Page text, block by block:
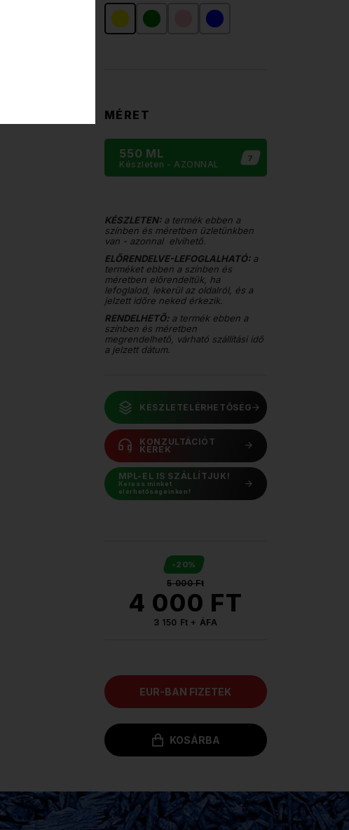
MÉRET
550 ML
Készleten - AZONNAL
7
KÉSZLETEN:a termék ebben a
színben és méretben üzletünkben
van - azonnal elvihető.
ELŐRENDELVE-LEFOGLALHATÓ:a
terméket ebben a színben és
méretben előrendeltük, ha
lefoglalod, lekerül az oldalról, és a
jelzett időre neked érkezik.
RENDELHETŐ:a termék ebben a
színben és méretben
megrendelhető, várható szállítási idő
a jelzett dátum.
KÉSZLETELÉRHETŐSÉG
KONZULTÁCIÓT
KÉREK
MPL-EL IS SZÁLLÍTJUK!
Keress minket
elérhetőségeinken!
-20%
5 000 Ft
4 000 FT
3 150 Ft + ÁFA
EUR-BAN FIZETEK
KOSÁRBA